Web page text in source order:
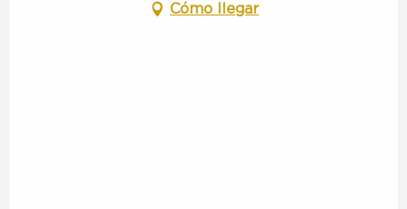
Cómo llegar